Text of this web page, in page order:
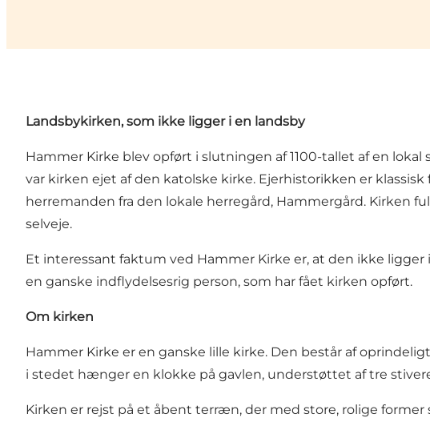
Landsbykirken, som ikke ligger i en landsby
Hammer Kirke blev opført i slutningen af 1100-tallet af en
var kirken ejet af den katolske kirke. Ejerhistorikken er
herremanden fra den lokale herregård, Hammergård. Kirken
selveje.
Et interessant faktum ved Hammer Kirke er, at den ikke
en ganske indflydelsesrig person, som har fået kirken opført.
Om kirken
Hammer Kirke er en ganske lille kirke. Den består af
i stedet hænger en klokke på gavlen, understøttet af tre
Kirken er rejst på et åbent terræn, der med store, rolige